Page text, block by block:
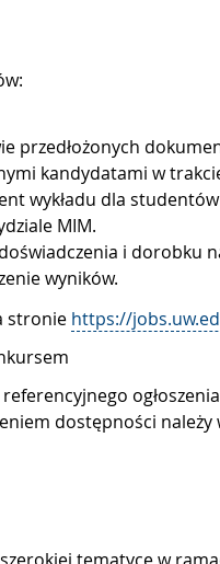
przedłożonych
kandydatami w
wykładu dla
MIM.
i dorobku
wyników.
stronie https://
ogłoszenia
dostępności